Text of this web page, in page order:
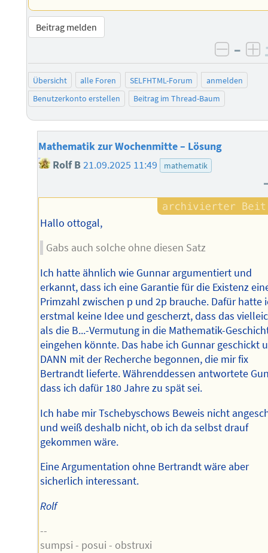
Beitrag melden
–
Übersicht alle Foren SELFHTML-Forum
anmelden
Benutzerkonto erstellen
Beitrag im Thread-Baum
Mathematik zur Wochenmitte – Lösung
Rolf B21.09.2025 11:49 mathematik
Hallo ottogal,
Gabs auch solche ohne diesen Satz
Ich hatte ähnlich wie Gunnar argumentiert und
erkannt, dass ich eine Garantie für die Existenz
Primzahl zwischen p und 2p brauche. Dafür hatte
erstmal keine Idee und gescherzt, dass das
als die B...-Vermutung in die Mathematik-
eingehen könnte. Das habe ich Gunnar geschickt
DANN mit der Recherche begonnen, die mir fix
Bertrandt lieferte. Währenddessen antwortete
dass ich dafür 180 Jahre zu spät sei.
Ich habe mir Tschebyschows Beweis nicht
und weiß deshalb nicht, ob ich da selbst drauf
gekommen wäre.
Eine Argumentation ohne Bertrandt wäre aber
sicherlich interessant.
Rolf
--
sumpsi - posui - obstruxi